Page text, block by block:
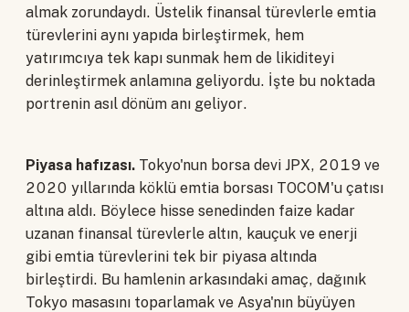
almak zorundaydı. Üstelik finansal türevlerle emtia
türevlerini aynı yapıda birleştirmek, hem
yatırımcıya tek kapı sunmak hem de likiditeyi
derinleştirmek anlamına geliyordu. İşte bu noktada
portrenin asıl dönüm anı geliyor.
Piyasa hafızası. Tokyo'nun borsa devi JPX, 2019 ve
2020 yıllarında köklü emtia borsası TOCOM'u çatısı
altına aldı. Böylece hisse senedinden faize kadar
uzanan finansal türevlerle altın, kauçuk ve enerji
gibi emtia türevlerini tek bir piyasa altında
birleştirdi. Bu hamlenin arkasındaki amaç, dağınık
Tokyo masasını toparlamak ve Asya'nın büyüyen